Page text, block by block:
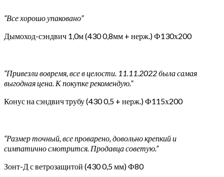
“Все хорошо упаковано”
Дымоход-сэндвич 1,0м (430 0,8мм + нерж.) Ф130х200
“Привезли вовремя, все в целости. 11.11.2022 была самая
выгодная цена. К покупке рекомендую.”
Конус на сэндвич трубу (430 0,5 + нерж.) Ф115х200
“Размер точный, все проварено, довольно крепкий и
симпатично смотрится. Продавца советую.”
Зонт-Д с ветрозащитой (430 0,5 мм) Ф80